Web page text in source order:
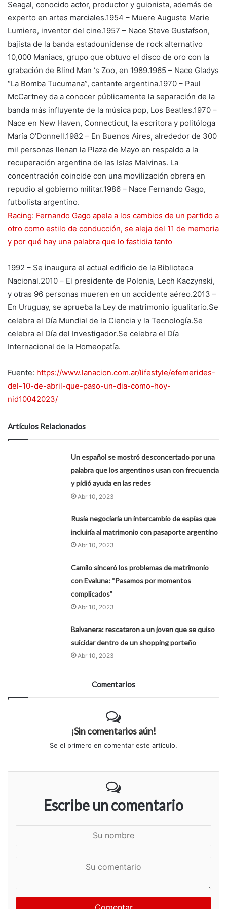
Seagal, conocido actor, productor y guionista, además de
experto en artes marciales.1954 – Muere Auguste Marie
Lumiere, inventor del cine.1957 – Nace Steve Gustafson,
bajista de la banda estadounidense de rock alternativo
10,000 Maniacs, grupo que obtuvo el disco de oro con la
grabación de Blind Man ‘s Zoo, en 1989.1965 – Nace Gladys
“La Bomba Tucumana”, cantante argentina.1970 – Paul
McCartney da a conocer públicamente la separación de la
banda más influyente de la música pop, Los Beatles.1970 –
Nace en New Haven, Connecticut, la escritora y politóloga
María O’Donnell.1982 – En Buenos Aires, alrededor de 300
mil personas llenan la Plaza de Mayo en respaldo a la
recuperación argentina de las Islas Malvinas. La
concentración coincide con una movilización obrera en
repudio al gobierno militar.1986 – Nace Fernando Gago,
futbolista argentino.
Racing: Fernando Gago apela a los cambios de un partido a
otro como estilo de conducción, se aleja del 11 de memoria
y por qué hay una palabra que lo fastidia tanto
1992 – Se inaugura el actual edificio de la Biblioteca
Nacional.2010 – El presidente de Polonia, Lech Kaczynski,
y otras 96 personas mueren en un accidente aéreo.2013 –
En Uruguay, se aprueba la Ley de matrimonio igualitario.Se
celebra el Día Mundial de la Ciencia y la Tecnología.Se
celebra el Día del Investigador.Se celebra el Día
Internacional de la Homeopatía.
Fuente: https://www.lanacion.com.ar/lifestyle/efemerides-
del-10-de-abril-que-paso-un-dia-como-hoy-
nid10042023/
Artículos Relacionados
Un español se mostró desconcertado por una
palabra que los argentinos usan con frecuencia
y pidió ayuda en las redes
Abr 10, 2023
Rusia negociaría un intercambio de espías que
incluiría al matrimonio con pasaporte argentino
Abr 10, 2023
Camilo sinceró los problemas de matrimonio
con Evaluna: “Pasamos por momentos
complicados”
Abr 10, 2023
Balvanera: rescataron a un joven que se quiso
suicidar dentro de un shopping porteño
Abr 10, 2023
Comentarios
¡Sin comentarios aún!
Se el primero en comentar este artículo.
Escribe un comentario